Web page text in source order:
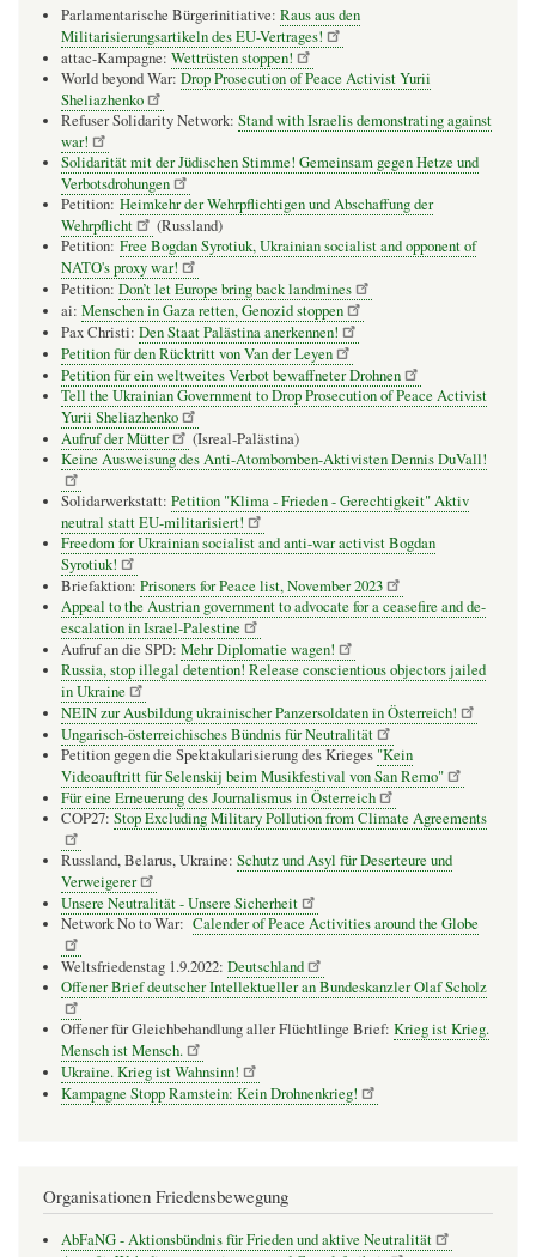
Parlamentarische Bürgerinitiative: Raus aus den
Militarisierungsartikeln des EU-Vertrages!
attac-Kampagne: Wettrüsten stoppen!
World beyond War: Drop Prosecution of Peace Activist Yurii
Sheliazhenko
Refuser Solidarity Network: Stand with Israelis demonstrating against
war!
Solidarität mit der Jüdischen Stimme! Gemeinsam gegen Hetze und
Verbotsdrohungen
Petition: Heimkehr der Wehrpflichtigen und Abschaffung der
Wehrpflicht
(Russland)
Petition: Free Bogdan Syrotiuk, Ukrainian socialist and opponent of
NATO's proxy war!
Petition: Don’t let Europe bring back landmines
ai: Menschen in Gaza retten, Genozid stoppen
Pax Christi: Den Staat Palästina anerkennen!
Petition für den Rücktritt von Van der Leyen
Petition für ein weltweites Verbot bewaffneter Drohnen
Tell the Ukrainian Government to Drop Prosecution of Peace Activist
Yurii Sheliazhenko
Aufruf der Mütter
(Isreal-Palästina)
Keine Ausweisung des Anti-Atombomben-Aktivisten Dennis DuVall!
Solidarwerkstatt: Petition "Klima - Frieden - Gerechtigkeit" Aktiv
neutral statt EU-militarisiert!
Freedom for Ukrainian socialist and anti-war activist Bogdan
Syrotiuk!
Briefaktion: Prisoners for Peace list, November 2023
Appeal to the Austrian government to advocate for a ceasefire and de-
escalation in Israel-Palestine
Aufruf an die SPD: Mehr Diplomatie wagen!
Russia, stop illegal detention! Release conscientious objectors jailed
in Ukraine
NEIN zur Ausbildung ukrainischer Panzersoldaten in Österreich!
Ungarisch-österreichisches Bündnis für Neutralität
Petition gegen die Spektakularisierung des Krieges "Kein
Videoauftritt für Selenskij beim Musikfestival von San Remo"
Für eine Erneuerung des Journalismus in Österreich
COP27: Stop Excluding Military Pollution from Climate Agreements
Russland, Belarus, Ukraine: Schutz und Asyl für Deserteure und
Verweigerer
Unsere Neutralität - Unsere Sicherheit
Network No to War: Calender of Peace Activities around the Globe
Weltsfriedenstag 1.9.2022: Deutschland
Offener Brief deutscher Intellektueller an Bundeskanzler Olaf Scholz
Offener für Gleichbehandlung aller Flüchtlinge Brief: Krieg ist Krieg.
Mensch ist Mensch.
Ukraine. Krieg ist Wahnsinn!
Kampagne Stopp Ramstein: Kein Drohnenkrieg!
Organisationen Friedensbewegung
AbFaNG - Aktionsbündnis für Frieden und aktive Neutralität